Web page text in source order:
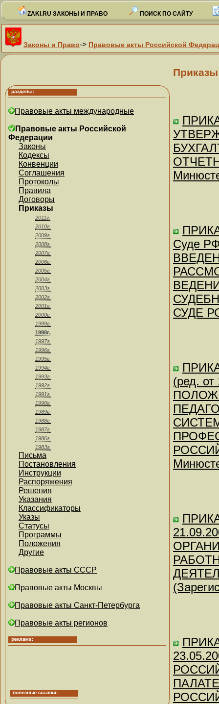
ZAKI.RU ЗАКОНЫ И ПРАВО ПОИСК ПО САЙТУ
Законы и Право-> Правовые акты Российской
Правовые акты международные
Правовые акты Российской
Федерации
Законы
Кодексы
Конвенции
Соглашения
Протоколы
Правила
Договоры
Приказы
2011г.
2010г.
2009г.
2008г.
2007г.
2006г.
2005г.
2004г.
2003г.
2002г.
2001г.
2000г.
1999г.
1998г.
1997г.
1996г.
1995г.
1994г.
1993г.
1992г.
1991г.
1990г.
1989г.
1988г.
1987г.
1986г.
1983г.
Письма
Постановления
Инструкции
Распоряжения
Решения
Указания
Классификаторы
Указы
Статусы
Программы
Положения
Другие
Правовые акты СССР
Правовые акты Москвы
Правовые акты Санкт-Петербурга
Правовые акты регионов
Суде
СУДЕ
(ред.